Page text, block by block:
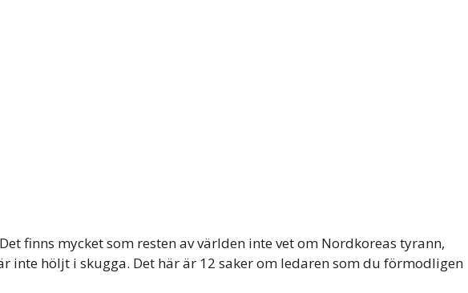
finns mycket som resten av världen inte vet om Nordkoreas tyrann,
inte höljt i skugga. Det här är 12 saker om ledaren som du förmodligen